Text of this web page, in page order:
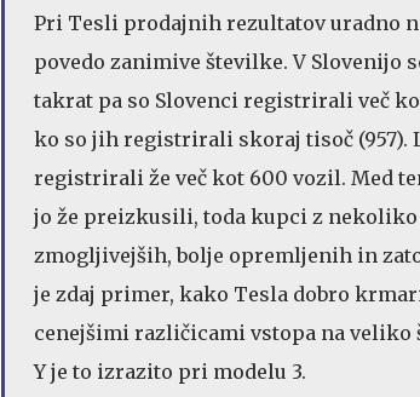
Pri Tesli prodajnih rezultatov uradno
povedo zanimive številke. V
takrat pa so Slovenci registrirali več
ko so jih registrirali skoraj tisoč (957).
registrirali že več kot 600 vozil. Med
jo že preizkusili, toda kupci z
zmogljivejših, bolje opremljenih in
je zdaj primer, kako Tesla dobro
cenejšimi različicami vstopa na
Y je to izrazito pri modelu 3.